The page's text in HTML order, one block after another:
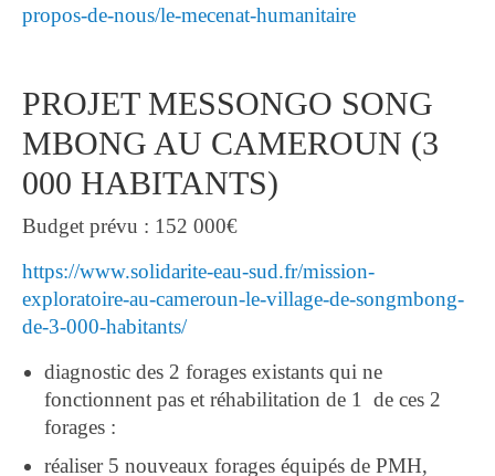
propos-de-nous/le-mecenat-humanitaire
PROJET MESSONGO SONG
MBONG AU CAMEROUN (3
000 HABITANTS)
Budget prévu : 152 000€
https://www.solidarite-eau-sud.fr/mission-
exploratoire-au-cameroun-le-village-de-songmbong-
de-3-000-habitants/
diagnostic des 2 forages existants qui ne
fonctionnent pas et réhabilitation de 1 de ces 2
forages :
réaliser 5 nouveaux forages équipés de PMH,